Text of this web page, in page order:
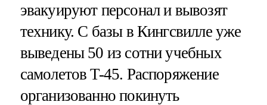
эвакуируют персонал и вывозят
технику. С базы в Кингсвилле уже
выведены 50 из сотни учебных
самолетов T-45. Распоряжение
организованно покинуть